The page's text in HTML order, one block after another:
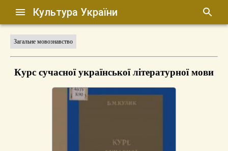
Культура України
Загальне мовознавство
Курс сучасної української літературної мови